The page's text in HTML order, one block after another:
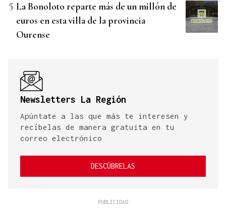
La Bonoloto reparte más de un millón de
euros en esta villa de la provincia
Ourense
Newsletters La Región
Apúntate a las que más te interesen y
recíbelas de manera gratuita en tu
correo electrónico
DESCÚBRELAS